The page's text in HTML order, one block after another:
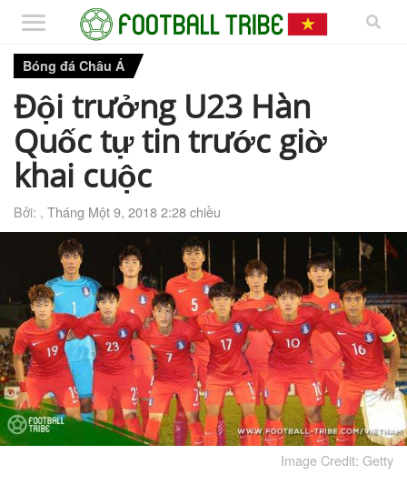
Bóng đá Châu Á
Đội trưởng U23 Hàn
Quốc tự tin trước giờ
khai cuộc
Bởi: , Tháng Một 9, 2018 2:28 chiều
Image Credit: Getty